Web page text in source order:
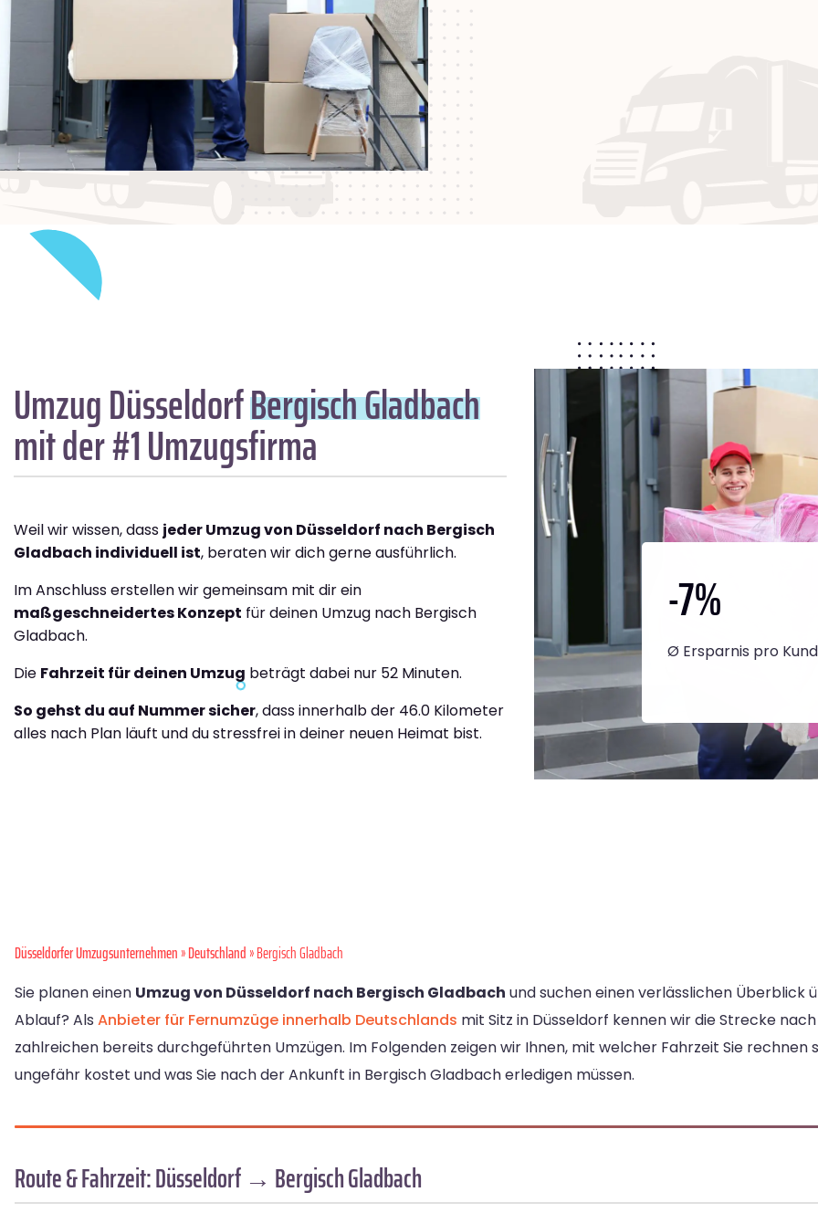
Umzug DüsseldorfBergisch Gladbach
mit der #1 Umzugsfirma
Weil wir wissen, dass jeder Umzug von Düsseldorf nach Bergisch
Gladbach individuell ist, beraten wir dich gerne ausführlich.
Im Anschluss erstellen wir gemeinsam mit dir ein
maßgeschneidertes Konzept für deinen Umzug nach Bergisch
Gladbach.
Die Fahrzeit für deinen Umzug beträgt dabei nur 52 Minuten.
So gehst du auf Nummer sicher, dass innerhalb der 46.0 Kilometer
alles nach Plan läuft und du stressfrei in deiner neuen Heimat bist.
-7%
Ø Ersparnis pro
Düsseldorfer Umzugsunternehmen»Deutschland» Bergisch Gladbach
Sie planen einen Umzug von Düsseldorf nach Bergisch Gladbach und suchen einen verlässlichen Überblick
Ablauf? Als Anbieter für Fernumzüge innerhalb Deutschlands mit Sitz in Düsseldorf kennen wir die Strecke
zahlreichen bereits durchgeführten Umzügen. Im Folgenden zeigen wir Ihnen, mit welcher Fahrzeit Sie rechnen
ungefähr kostet und was Sie nach der Ankunft in Bergisch Gladbach erledigen müssen.
Route & Fahrzeit: Düsseldorf → Bergisch Gladbach